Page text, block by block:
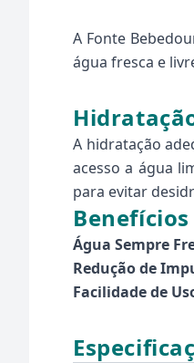
A Fonte
água fresca e
A hidratação
acesso a água
para evitar
Água Sempre
Redução de
Facilidade de